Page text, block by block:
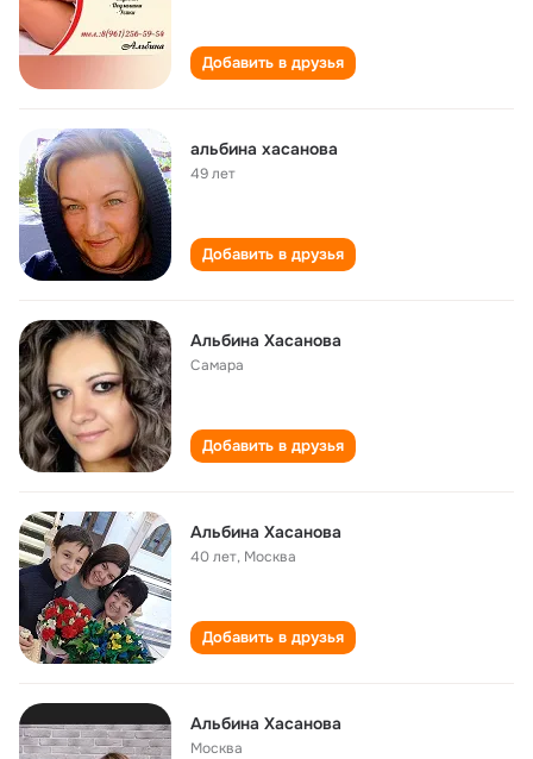
Добавить в друзья
альбина хасанова
49 лет
Добавить в друзья
Альбина Хасанова
Самара
Добавить в друзья
Альбина Хасанова
40 лет, Москва
Добавить в друзья
Альбина Хасанова
Москва